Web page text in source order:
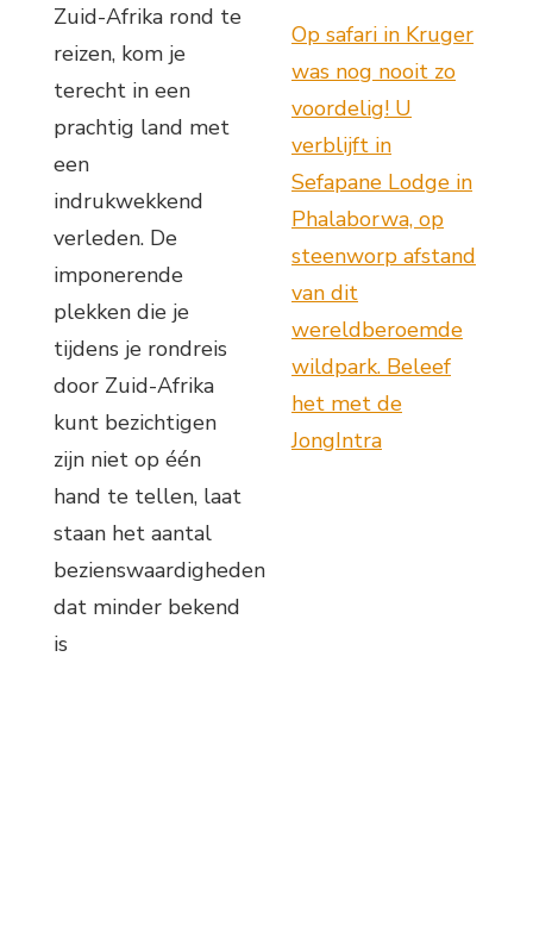
Zuid-Afrika rond te
reizen, kom je
terecht in een
prachtig land met
een
indrukwekkend
verleden. De
imponerende
plekken die je
tijdens je rondreis
door Zuid-Afrika
kunt bezichtigen
zijn niet op één
hand te tellen, laat
staan het aantal
bezienswaardigheden
dat minder bekend
is
Op safari in Kruger
was nog nooit zo
voordelig! U
verblijft in
Sefapane Lodge in
Phalaborwa, op
steenworp afstand
van dit
wereldberoemde
wildpark. Beleef
het met de
JongIntra